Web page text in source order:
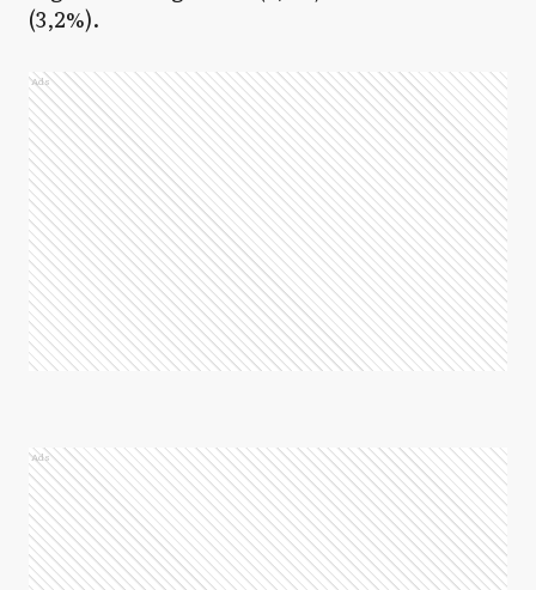
(3,2%).
Ads
Ads